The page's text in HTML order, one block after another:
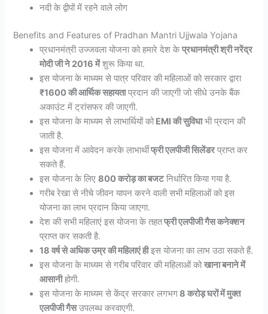
नदी के द्वीपों में रहने वाले लोग
Benefits and Features of Pradhan Mantri Ujjwala Yojana
प्रधानमंत्री उज्जवला योजना को हमारे देश केप्रधानमंत्री श्री नरेंद्र
मोदी जी ने 2016 मेंशुरू किया था.
इस योजना के माध्यम से पात्र परिवार की महिलाओं को सरकार द्वारा
₹1600 की आर्थिक सहायताप्रदान की जाएगी जो सीधे उनके बैंक
अकाउंट में ट्रांसफर की जाएगी.
इस योजना के माध्यम से लाभार्थियों कोEMI की सुविधाभी प्रदान की
जाती है.
इस योजना में आवेदन करके लाभार्थीफ्री एलपीजी सिलेंडरप्राप्त कर
सकते हैं.
इस योजना के लिए800 करोड़ का बजटनिर्धारित किया गया है.
गरीब रेखा से नीचे जीवन यापन करने वाली सभी महिलाओं को इस
योजना का लाभ प्रदान किया जाएगा.
देश की सभी महिलाएं इस योजना के तहतफ्री एलपीजी गैस कनेक्शन
प्राप्त कर सकती है.
18 वर्ष से अधिक उम्र की महिलाएं हीइस योजना का लाभ उठा सकते हैं.
इस योजना के माध्यम से गरीब परिवार की महिलाओं कोखाना बनाने में
आसानीहोगी.
इस योजना के माध्यम से केंद्र सरकार लगभग8 करोड़ घरों में मुक्त
एलपीजी गैसउपलब्ध करवाएगी.